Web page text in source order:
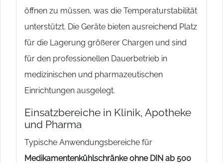
öffnen zu müssen, was die Temperaturstabilität
unterstützt. Die Geräte bieten ausreichend Platz
für die Lagerung größerer Chargen und sind
für den professionellen Dauerbetrieb in
medizinischen und pharmazeutischen
Einrichtungen ausgelegt.
Einsatzbereiche in Klinik, Apotheke
und Pharma
Typische Anwendungsbereiche für
Medikamentenkühlschränke ohne DIN ab 500